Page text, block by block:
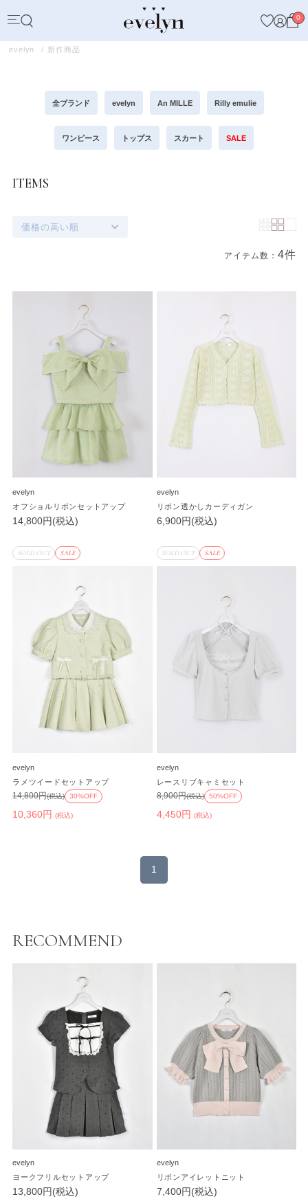
0
evelyn 新作商品
全ブランド evelyn An MILLE Rilly emulie
ワンピース トップス スカート SALE
ITEMS
価格の高い順
アイテム数：4件
evelyn
オフショルリボンセットアップ
14,800円(税込)
evelyn
リボン透かしカーディガン
6,900円(税込)
SOLD OUT SALE
evelyn
ラメツイードセットアップ
10,360円 (税込)
14,800円(税込) 30%OFF
SOLD OUT SALE
evelyn
レースリブキャミセット
4,450円 (税込)
8,900円(税込) 50%OFF
1
RECOMMEND
evelyn
ヨークフリルセットアップ
13,800円(税込)
evelyn
リボンアイレットニット
7,400円(税込)